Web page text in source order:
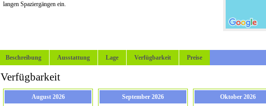
langen Spaziergängen ein.
Beschreibung Ausstattung Lage Verfügbarkeit Preise
Verfügbarkeit
August 2026
September 2026
Oktober 2026